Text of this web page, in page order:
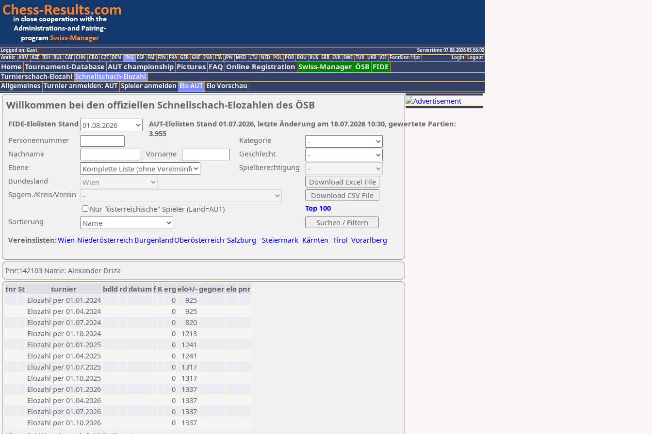
Logged on: Gast
Servertime 07.08.2026 05:56:02
Logout
Login
Arabic ARM AZE BIH BUL CAT CHN CRO CZE DEN ENG ESP FAI FIN FRA GER GRE INA ITA JPN MKD LTU NED POL POR ROU RUS SRB SVK SWE TUR UKR VIE FontSize:11pt
Home Tournament-Database AUT championship Pictures FAQ Online Registration Swiss-Manager ÖSB FIDE
Turnierschach-Elozahl Schnellschach-Elozahl
Allgemeines Turnier anmelden: AUT Spieler anmelden Elo AUT Elo Vorschau
Willkommen bei den offiziellen Schnellschach-Elozahlen des ÖSB
Nachname
Vorname
Ebene
Kategorie
Sortierung
Personennummer
Bundesland
Spgem./Kreis/Verein
Geschlecht
Nur "österreichische" Spieler (Land=AUT)
Spielberechtigung
Vereinslisten:Wien Niederösterreich BurgenlandOberösterreich Salzburg Steiermark Kärnten Tirol Vorarlberg
Top 100
AUT-Elolisten Stand 01.07.2026, letzte Änderung am 18.07.2026 10:30, gewertete Partien:
3.955
FIDE-Elolisten Stand
Pnr:142103 Name: Alexander Driza
tnrSt turnier bdld rd datumf Kerg elo+/-gegnerelo pnr
Elozahl per 01.01.2024
0
925
Elozahl per 01.04.2024
0
925
Elozahl per 01.07.2024
0
820
Elozahl per 01.10.2024
0
1213
Elozahl per 01.01.2025
0
1241
Elozahl per 01.04.2025
0
1241
Elozahl per 01.07.2025
0
1317
Elozahl per 01.10.2025
0
1317
Elozahl per 01.01.2026
0
1337
Elozahl per 01.04.2026
0
1337
Elozahl per 01.07.2026
0
1337
Elozahl per 01.10.2026
0
1337